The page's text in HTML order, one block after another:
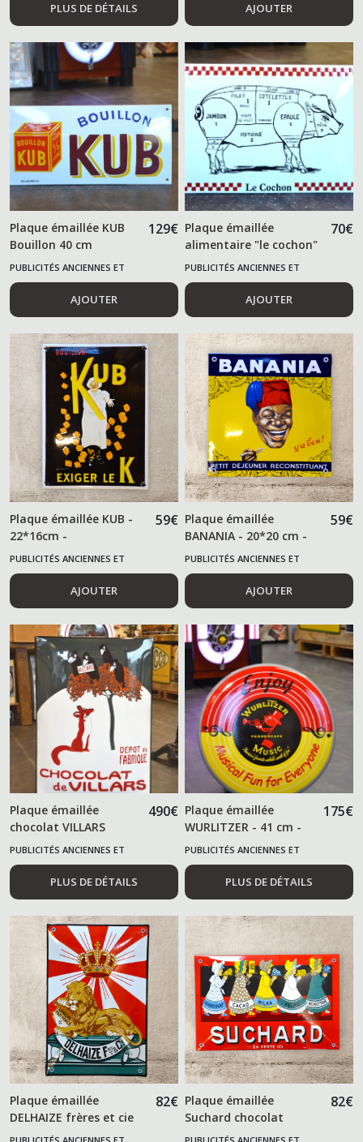
PLUS DE DÉTAILS AJOUTER
Plaque émaillée KUB
Bouillon 40 cm
129€
PUBLICITÉS ANCIENNES ET
ALIMENTAIRES
AJOUTER
Plaque émaillée
alimentaire "le cochon"
70€
PUBLICITÉS ANCIENNES ET
ALIMENTAIRES
AJOUTER
Plaque émaillée KUB -
22*16cm -
59€
PUBLICITÉS ANCIENNES ET
ALIMENTAIRES
AJOUTER
Plaque émaillée
BANANIA - 20*20 cm -
59€
PUBLICITÉS ANCIENNES ET
ALIMENTAIRES
AJOUTER
Plaque émaillée
chocolat VILLARS
490€
PUBLICITÉS ANCIENNES ET
ALIMENTAIRES
PLUS DE DÉTAILS
Plaque émaillée
WURLITZER - 41 cm -
175€
PUBLICITÉS ANCIENNES ET
ALIMENTAIRES
PLUS DE DÉTAILS
Plaque émaillée
DELHAIZE frères et cie
82€ Plaque émaillée
Suchard chocolat
82€